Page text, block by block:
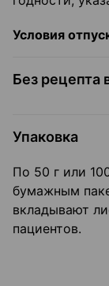
Условия
Без рецепта
Упаковка
По 50 г или
бумажным
вкладывают
пациентов.